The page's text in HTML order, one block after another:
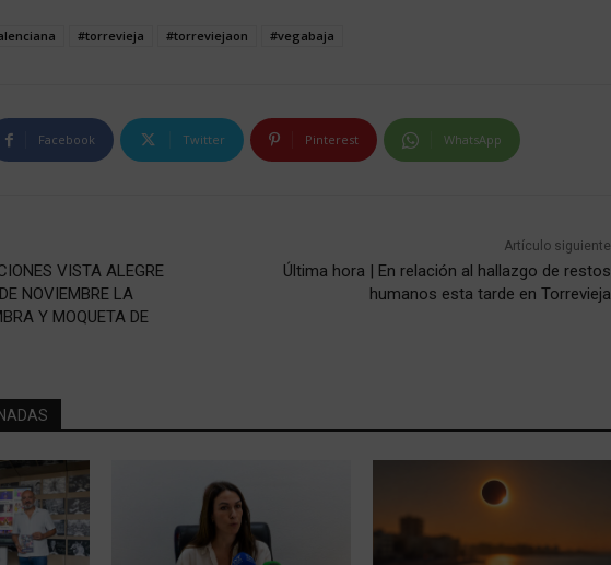
#torrevieja #torreviejaon #vegabaja
Facebook Twitter Pinterest WhatsApp
VISTA ALEGRE
NOVIEMBRE LA
Y MOQUETA DE
Artículo siguiente
Última hora | En relación al hallazgo de restos
humanos esta tarde en Torrevieja